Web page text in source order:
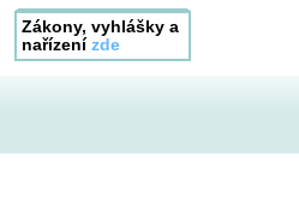
Zákony, vyhlášky a
nařízení zde